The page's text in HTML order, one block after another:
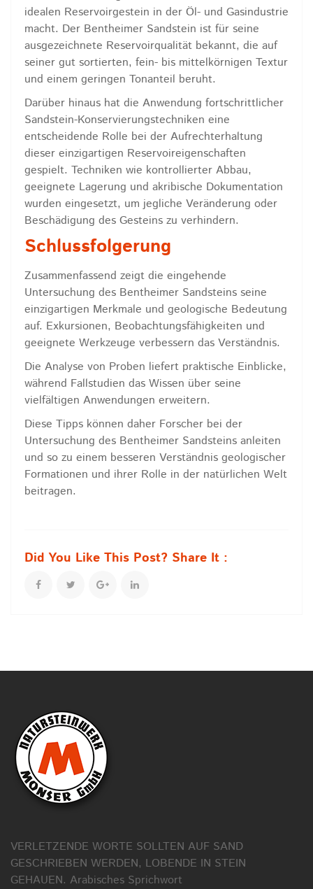
idealen Reservoirgestein in der Öl- und Gasindustrie
macht. Der Bentheimer Sandstein ist für seine
ausgezeichnete Reservoirqualität bekannt, die auf
seiner gut sortierten, fein- bis mittelkörnigen Textur
und einem geringen Tonanteil beruht.
Darüber hinaus hat die Anwendung fortschrittlicher
Sandstein-Konservierungstechniken eine
entscheidende Rolle bei der Aufrechterhaltung
dieser einzigartigen Reservoireigenschaften
gespielt. Techniken wie kontrollierter Abbau,
geeignete Lagerung und akribische Dokumentation
wurden eingesetzt, um jegliche Veränderung oder
Beschädigung des Gesteins zu verhindern.
Schlussfolgerung
Zusammenfassend zeigt die eingehende
Untersuchung des Bentheimer Sandsteins seine
einzigartigen Merkmale und geologische Bedeutung
auf. Exkursionen, Beobachtungsfähigkeiten und
geeignete Werkzeuge verbessern das Verständnis.
Die Analyse von Proben liefert praktische Einblicke,
während Fallstudien das Wissen über seine
vielfältigen Anwendungen erweitern.
Diese Tipps können daher Forscher bei der
Untersuchung des Bentheimer Sandsteins anleiten
und so zu einem besseren Verständnis geologischer
Formationen und ihrer Rolle in der natürlichen Welt
beitragen.
Did You Like This Post? Share It :
VERLETZENDE WORTE SOLLTEN AUF SAND
GESCHRIEBEN WERDEN, LOBENDE IN STEIN
GEHAUEN. Arabisches Sprichwort